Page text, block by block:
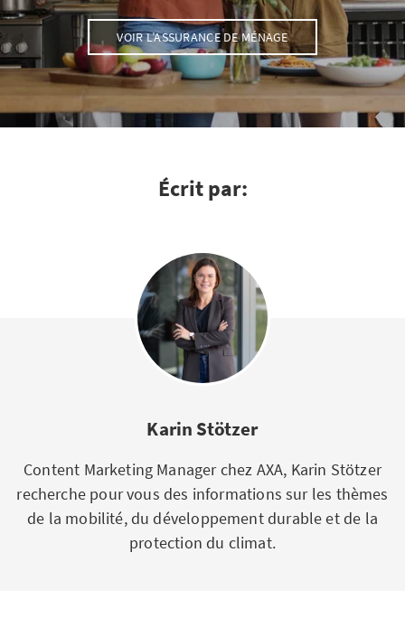
VOIR L’ASSURANCE DE MÉNAGE
Écrit par:
Karin Stötzer
Content Marketing Manager chez AXA, Karin Stötzer
recherche pour vous des informations sur les thèmes
de la mobilité, du développement durable et de la
protection du climat.